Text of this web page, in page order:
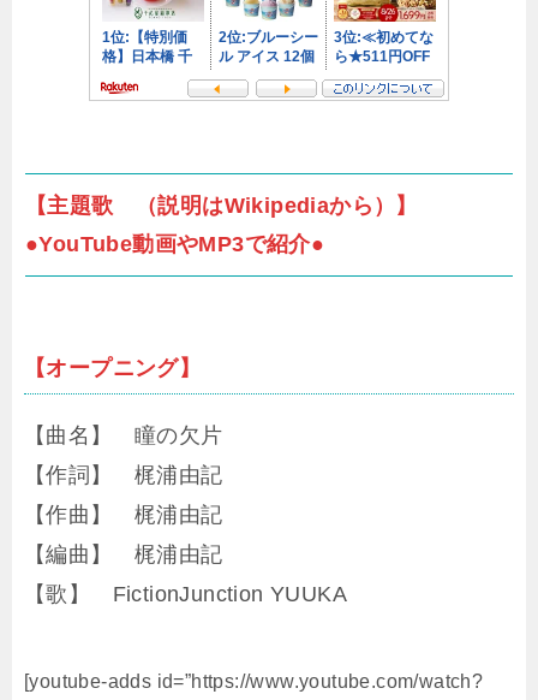
【主題歌 （説明はWikipediaから）】
●YouTube動画やMP3で紹介●
【オープニング】
【曲名】 瞳の欠片
【作詞】 梶浦由記
【作曲】 梶浦由記
【編曲】 梶浦由記
【歌】 FictionJunction YUUKA
[youtube-adds id=”https://www.youtube.com/watch?